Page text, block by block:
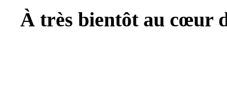
À très bientôt au cœur